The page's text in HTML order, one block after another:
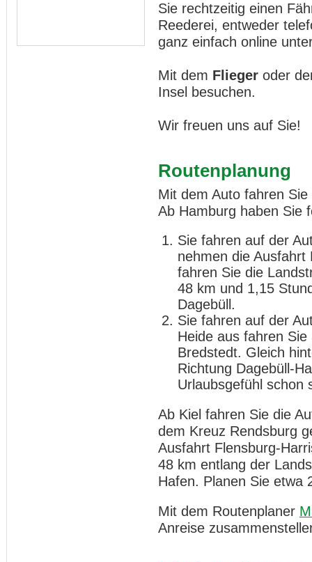
Sie rechtzeitig einen
Reederei, entweder
ganz einfach online
Mit dem Flieger oder
Insel besuchen.
Wir freuen uns auf Sie!
Routenplanung
Mit dem Auto fahren
Ab Hamburg haben Sie
Sie fahren auf der
nehmen die Ausfahrt
fahren Sie die
48 km und 1,15
Dagebüll.
Sie fahren auf der
Heide aus fahren
Bredstedt. Gleich
Richtung Dagebüll-
Urlaubsgefühl schon
Ab Kiel fahren Sie die
dem Kreuz Rendsburg
Ausfahrt Flensburg-
48 km entlang der
Hafen. Planen Sie
Mit dem Routenplaner
Anreise